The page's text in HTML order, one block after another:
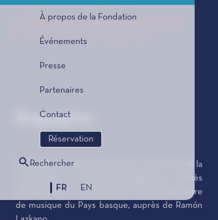
À propos de la Fondation
Événements
Presse
Partenaires
Contact
Réservation
Rechercher
FR EN
Estudio sobre la carne
Le Tremplin Musical, édition 2026
Biographie
Hugo Gómez-Chao (A Coruña, 1995) a étudié la
composition à la Kunstuniversität-Graz, auprès
de Beat Furrer et à Musikene, l’École supérieure
de musique du Pays basque, auprès de Ramón